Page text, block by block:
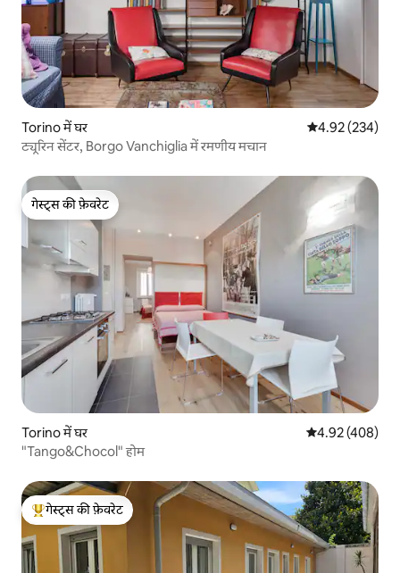
Torino में घर औसत रेटिंग 5 में से
4.92 (234)
ट्यूरिन सेंटर, Borgo Vanchiglia में रमणीय मचान
गेस्ट्स की फ़ेवरेट
गेस्ट्स की फ़ेवरेट
Torino में घर औसत रेटिंग 5 में से
4.92 (408)
"Tango&Chocol" होम
गेस्ट्स का टॉप फ़ेवरेट
गेस्ट्स की फ़ेवरेट